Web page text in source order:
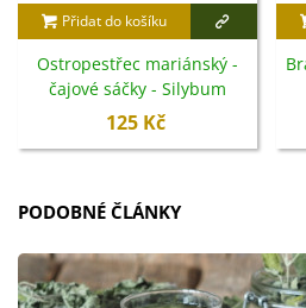
Přidat do košíku
Ostropestřec mariánský -
čajové sáčky - Silybum
marianum - 20 x 3 g
125 Kč
PODOBNÉ ČLÁNKY